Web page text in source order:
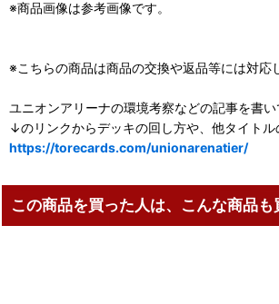
※商品画像は参考画像です。
※こちらの商品は商品の交換や返品等には対応
ユニオンアリーナの環境考察などの記事を書
↓のリンクからデッキの回し方や、他タイトル
https://torecards.com/unionarenatier/
この商品を買った人は、こんな商品